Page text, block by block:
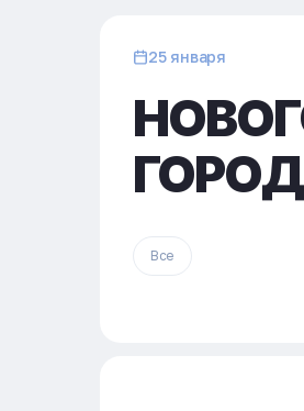
25 января
Все